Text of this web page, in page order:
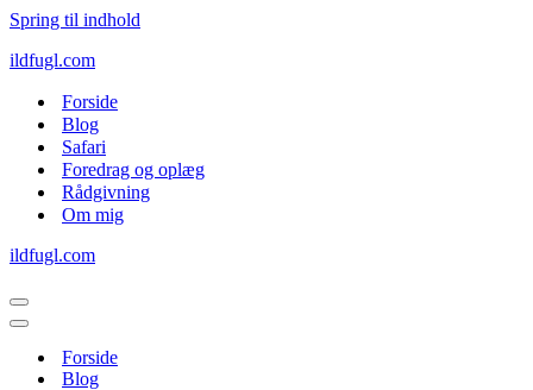
Spring til indhold
ildfugl.com
Forside
Blog
Safari
Foredrag og oplæg
Rådgivning
Om mig
ildfugl.com
Navigation
menu
Navigation
Forside
Blog